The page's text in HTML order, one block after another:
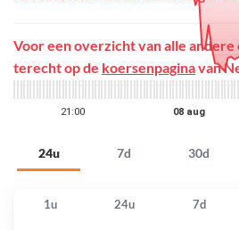
24u 7d 30d
Voor een overzicht van alle
terecht op de koersenpaginavan
1u 24u 7d